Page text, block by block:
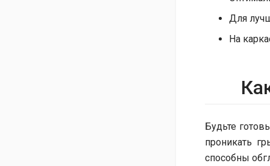
Для
На
Будьте
проникать
способны